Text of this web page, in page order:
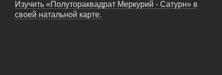
Изучить «Полутораквадрат Меркурий - Сатурн» в
своей натальной карте.